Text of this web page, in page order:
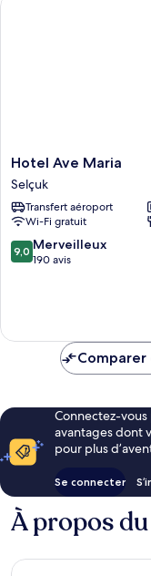
lits
Chambre
Hotel
Ave
Maria
Selçuk
Hotel Ave Maria
Selçuk
Transfert aéroport
Wi-Fi gratuit
9.0
sur
9,0 Merveilleux
190 avis
Comparer
Connectez-
avantages dont
pour plus
Se connecter
À propos